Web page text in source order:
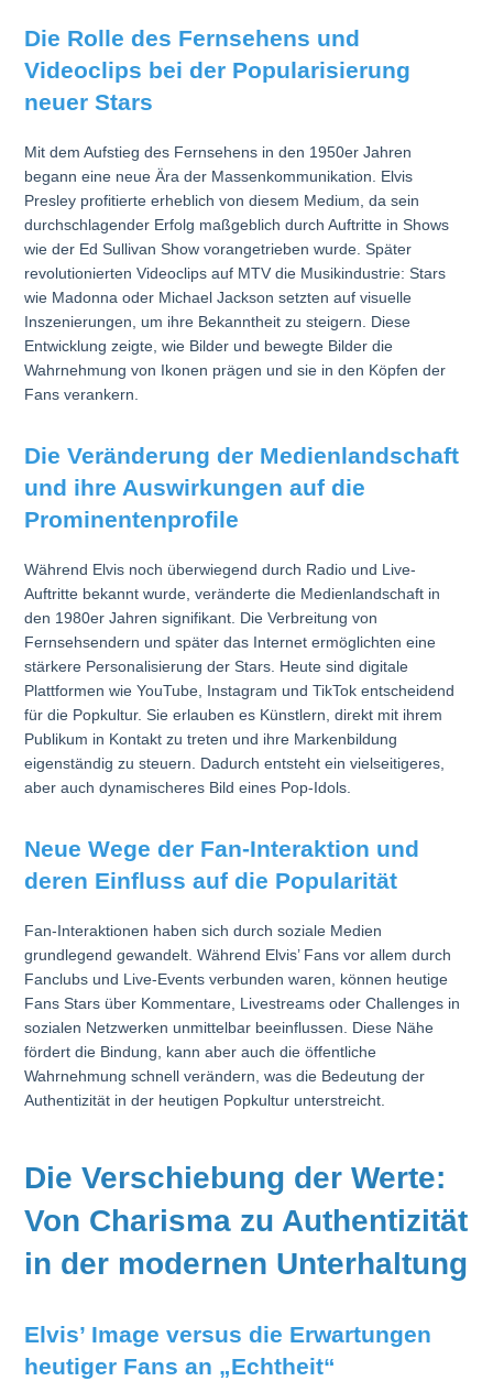
Die Rolle des Fernsehens und
Videoclips bei der Popularisierung
neuer Stars
Mit dem Aufstieg des Fernsehens in den 1950er Jahren
begann eine neue Ära der Massenkommunikation. Elvis
Presley profitierte erheblich von diesem Medium, da sein
durchschlagender Erfolg maßgeblich durch Auftritte in Shows
wie der Ed Sullivan Show vorangetrieben wurde. Später
revolutionierten Videoclips auf MTV die Musikindustrie: Stars
wie Madonna oder Michael Jackson setzten auf visuelle
Inszenierungen, um ihre Bekanntheit zu steigern. Diese
Entwicklung zeigte, wie Bilder und bewegte Bilder die
Wahrnehmung von Ikonen prägen und sie in den Köpfen der
Fans verankern.
Die Veränderung der Medienlandschaft
und ihre Auswirkungen auf die
Prominentenprofile
Während Elvis noch überwiegend durch Radio und Live-
Auftritte bekannt wurde, veränderte die Medienlandschaft in
den 1980er Jahren signifikant. Die Verbreitung von
Fernsehsendern und später das Internet ermöglichten eine
stärkere Personalisierung der Stars. Heute sind digitale
Plattformen wie YouTube, Instagram und TikTok entscheidend
für die Popkultur. Sie erlauben es Künstlern, direkt mit ihrem
Publikum in Kontakt zu treten und ihre Markenbildung
eigenständig zu steuern. Dadurch entsteht ein vielseitigeres,
aber auch dynamischeres Bild eines Pop-Idols.
Neue Wege der Fan-Interaktion und
deren Einfluss auf die Popularität
Fan-Interaktionen haben sich durch soziale Medien
grundlegend gewandelt. Während Elvis’ Fans vor allem durch
Fanclubs und Live-Events verbunden waren, können heutige
Fans Stars über Kommentare, Livestreams oder Challenges in
sozialen Netzwerken unmittelbar beeinflussen. Diese Nähe
fördert die Bindung, kann aber auch die öffentliche
Wahrnehmung schnell verändern, was die Bedeutung der
Authentizität in der heutigen Popkultur unterstreicht.
Die Verschiebung der Werte:
Von Charisma zu Authentizität
in der modernen Unterhaltung
Elvis’ Image versus die Erwartungen
heutiger Fans an „Echtheit“